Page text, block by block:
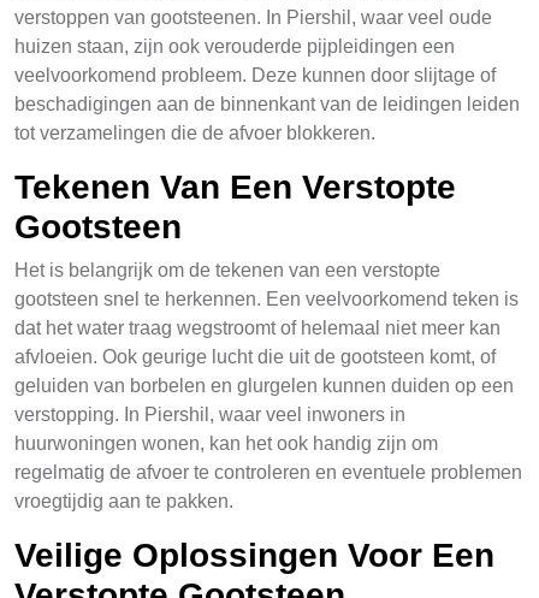
verstoppen van gootsteenen. In Piershil, waar veel oude
huizen staan, zijn ook verouderde pijpleidingen een
veelvoorkomend probleem. Deze kunnen door slijtage of
beschadigingen aan de binnenkant van de leidingen leiden
tot verzamelingen die de afvoer blokkeren.
Tekenen Van Een Verstopte
Gootsteen
Het is belangrijk om de tekenen van een verstopte
gootsteen snel te herkennen. Een veelvoorkomend teken is
dat het water traag wegstroomt of helemaal niet meer kan
afvloeien. Ook geurige lucht die uit de gootsteen komt, of
geluiden van borbelen en glurgelen kunnen duiden op een
verstopping. In Piershil, waar veel inwoners in
huurwoningen wonen, kan het ook handig zijn om
regelmatig de afvoer te controleren en eventuele problemen
vroegtijdig aan te pakken.
Veilige Oplossingen Voor Een